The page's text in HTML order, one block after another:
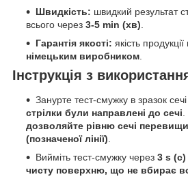
Швидкість: швидкий результат
всього через 3-5 min (хв)
Гарантія якості: якість
німецьким виробником
Інструкція з
Занурте тест-смужку в зразок сечі
стрілки були направлені до сечі
дозволяйте рівню сечі
(позначеної лінії)
Вийміть тест-смужку через 3 s (с)
чисту поверхню, що не вбирає